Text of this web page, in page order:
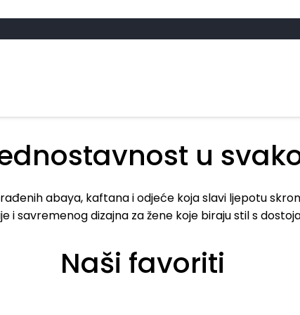
u
abaya, kaftana i odjeće koja slavi ljepotu
i savremenog dizajna za žene koje biraju stil s
Naši favoriti